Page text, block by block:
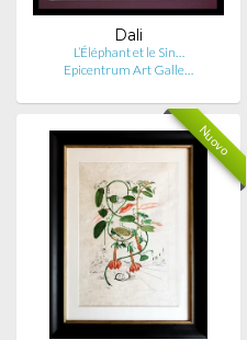
Dali
L’Éléphant et le Sin…
Epicentrum Art Galle…
Nuovo